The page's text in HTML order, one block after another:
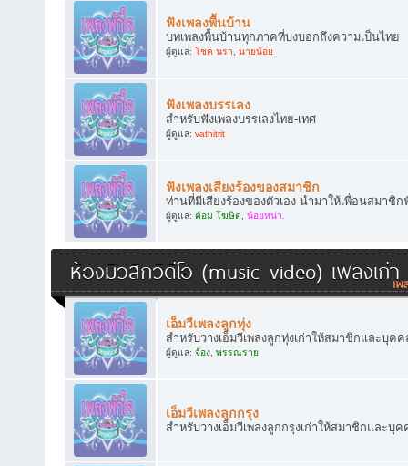
ฟังเพลงพื้นบ้าน
บทเพลงพื้นบ้านทุกภาคที่บ่งบอกถึงความเป็นไทย
ผู้ดูแล: โชค นรา, นายน้อย
ฟังเพลงบรรเลง
สำหรับฟังเพลงบรรเลงไทย-เทศ
ผู้ดูแล: vathitrit
ฟังเพลงเสียงร้องของสมาชิก
ท่านที่มีเสียงร้องของตัวเอง นำมาให้เพื่อนสมาชิ
ผู้ดูแล: ต้อม โฆษิต, น้อยหน่า.
ห้องมิวสิกวิดีโอ (music video) เพลงเก่า
เอ็มวีเพลงลูกทุ่ง
สำหรับวางเอ็มวีเพลงลูกทุ่งเก่าให้สมาชิกและบุค
ผู้ดูแล: จ้อง, พรรณราย
เอ็มวีเพลงลูกกรุง
สำหรับวางเอ็มวีเพลงลูกกรุงเก่าให้สมาชิกและบุ